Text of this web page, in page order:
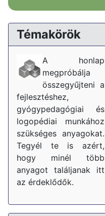
Témakörök
A honlap
megpróbálja
összegyűjteni a
fejlesztéshez,
gyógypedagógiai és
logopédiai munkához
szükséges anyagokat.
Tegyél te is azért,
hogy minél több
anyagot találjanak itt
az érdeklődők.